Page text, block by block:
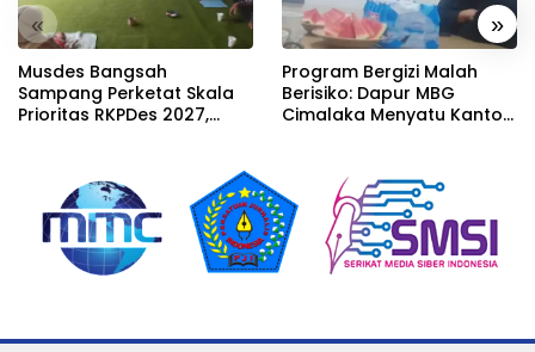
« »
Musdes Bangsah
Sampang Perketat Skala
Prioritas RKPDes 2027,
pada pemerataan yang
seragam
Program Bergizi Malah
Berisiko: Dapur MBG
Cimalaka Menyatu Kantor